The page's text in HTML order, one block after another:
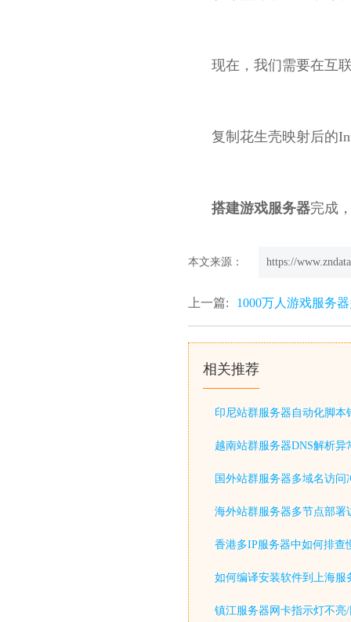
现在，我们需要在互
复制花生壳映射后的
搭建游戏服务器完成
本文来源： https://
上一篇: 1000万人游戏服务
相关推荐
印尼站群服务器自动化脚本
越南站群服务器DNS解析异
国外站群服务器多域名访问
海外站群服务器多节点部署
香港多IP服务器中如何排查
如何编译安装软件到上海服
镇江服务器网卡指示灯不亮